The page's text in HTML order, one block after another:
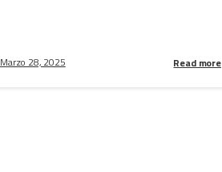
Marzo 28, 2025 Read more